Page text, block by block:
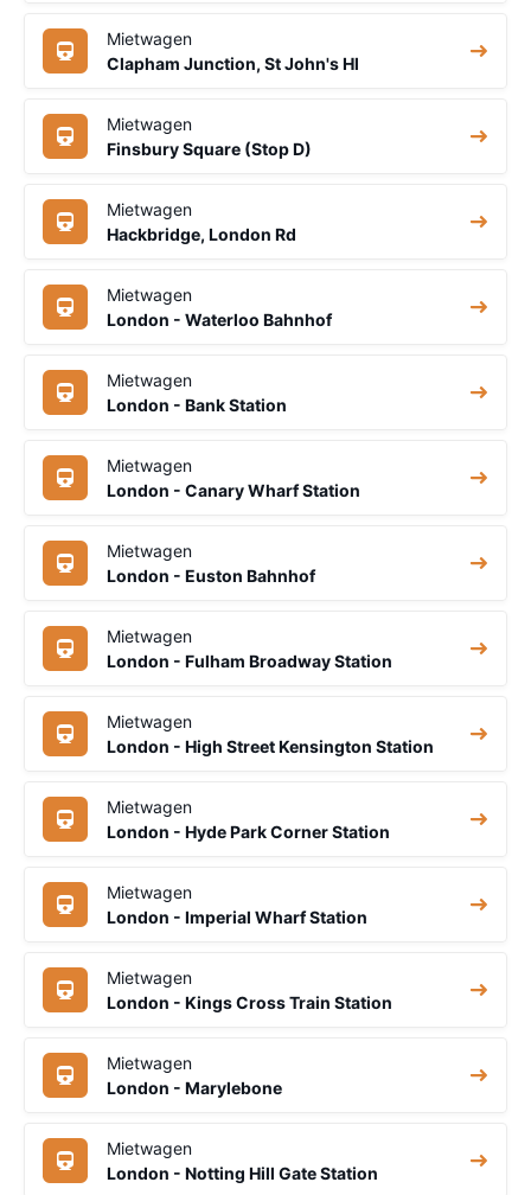
Mietwagen
Clapham Junction, St John's Hl
Mietwagen
Finsbury Square (Stop D)
Mietwagen
Hackbridge, London Rd
Mietwagen
London - Waterloo Bahnhof
Mietwagen
London - Bank Station
Mietwagen
London - Canary Wharf Station
Mietwagen
London - Euston Bahnhof
Mietwagen
London - Fulham Broadway Station
Mietwagen
London - High Street Kensington Station
Mietwagen
London - Hyde Park Corner Station
Mietwagen
London - Imperial Wharf Station
Mietwagen
London - Kings Cross Train Station
Mietwagen
London - Marylebone
Mietwagen
London - Notting Hill Gate Station